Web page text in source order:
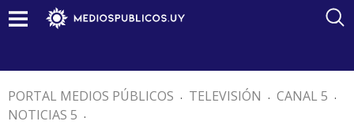
PORTAL MEDIOS PÚBLICOS . TELEVISIÓN . CANAL 5 .
NOTICIAS 5 .